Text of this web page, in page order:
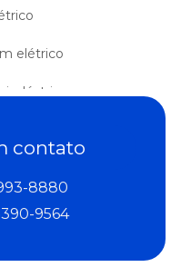
elétrico
contato
8880
9564